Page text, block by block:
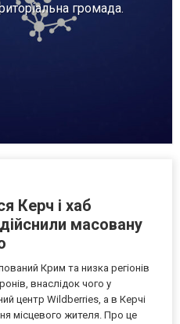
громада.
Керч і хаб
масовану
Крим та низка регіонів
внаслідок чого у
центр Wildberries, а в Керчі
місцевого жителя. Про це